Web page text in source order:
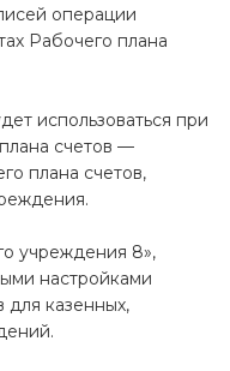
операции
Рабочего плана
использоваться при
счетов —
плана счетов,
учреждения 8»,
настройками
для казенных,